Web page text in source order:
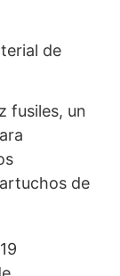
de
fusiles, un
de